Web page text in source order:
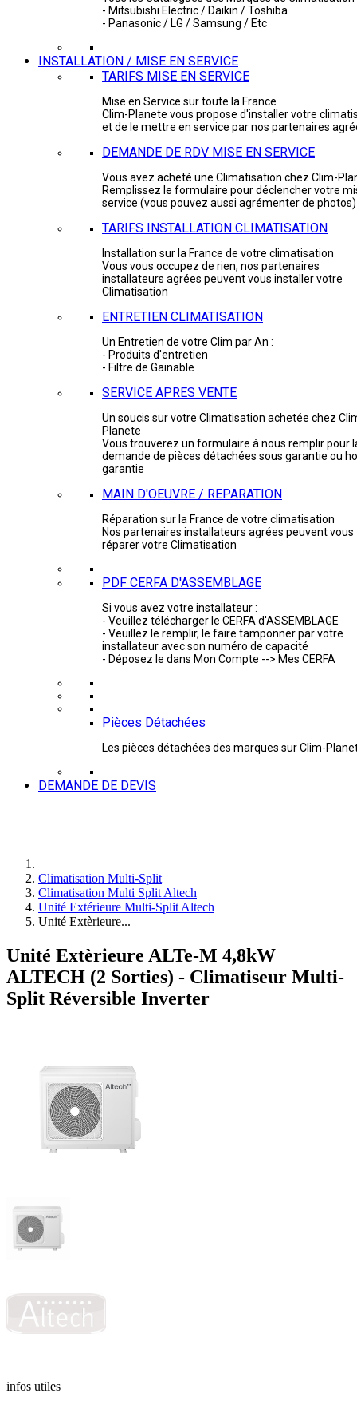
- Mitsubishi Electric / Daikin / Toshiba
- Panasonic / LG / Samsung / Etc
INSTALLATION / MISE EN SERVICE
TARIFS MISE EN SERVICE
Mise en Service sur toute la France
Clim-Planete vous propose d'installer votre
et de le mettre en service par nos partenaires
DEMANDE DE RDV MISE EN SERVICE
Vous avez acheté une Climatisation chez Clim-
Remplissez le formulaire pour déclencher votre
service (vous pouvez aussi agrémenter de photos)
TARIFS INSTALLATION CLIMATISATION
Installation sur la France de votre climatisation
Vous vous occupez de rien, nos partenaires
installateurs agrées peuvent vous installer votre
Climatisation
ENTRETIEN CLIMATISATION
Un Entretien de votre Clim par An :
- Produits d'entretien
- Filtre de Gainable
SERVICE APRES VENTE
Un soucis sur votre Climatisation achetée chez
Planete
Vous trouverez un formulaire à nous remplir pour
demande de pièces détachées sous garantie ou
garantie
MAIN D'OEUVRE / REPARATION
Réparation sur la France de votre climatisation
Nos partenaires installateurs agrées peuvent vous
réparer votre Climatisation
PDF CERFA D'ASSEMBLAGE
Si vous avez votre installateur :
- Veuillez télécharger le CERFA d'ASSEMBLAGE
- Veuillez le remplir, le faire tamponner par votre
installateur avec son numéro de capacité
- Déposez le dans Mon Compte --> Mes CERFA
Pièces Détachées
Les pièces détachées des marques sur Clim-
DEMANDE DE DEVIS
Climatisation Multi-Split
Climatisation Multi Split Altech
Unité Extérieure Multi-Split Altech
Unité Extèrieure...
Unité Extèrieure ALTe-M 4,8kW
ALTECH (2 Sorties) - Climatiseur Multi-
Split Réversible Inverter
infos utiles